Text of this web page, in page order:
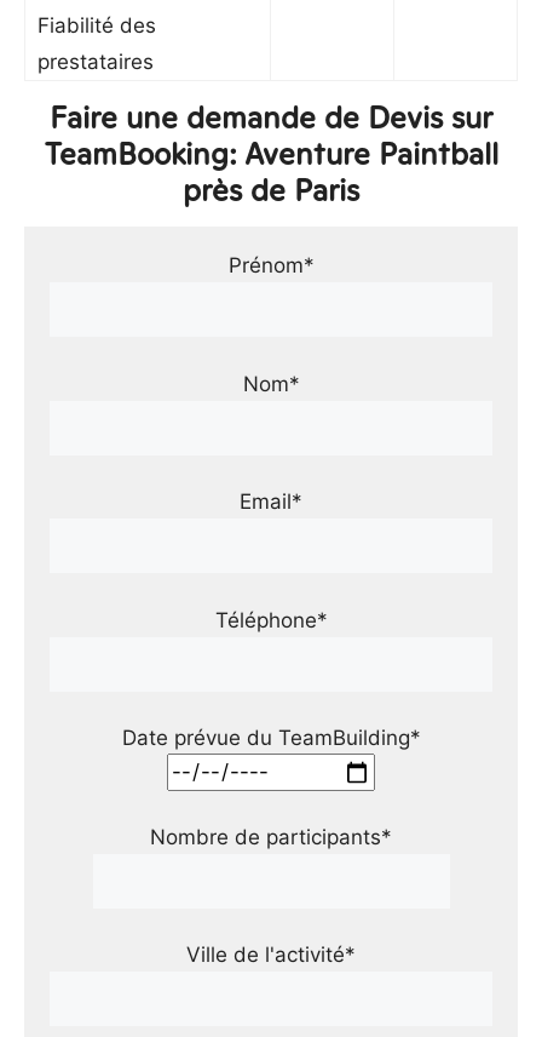
Fiabilité des
prestataires
Faire une demande de Devis sur
TeamBooking: Aventure Paintball
près de Paris
Prénom*
Nom*
Email*
Téléphone*
Date prévue du TeamBuilding*
Nombre de participants*
Ville de l'activité*